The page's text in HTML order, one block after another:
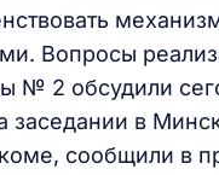
Вопросы
№ 2 обсудили
заседании в
сообщили в